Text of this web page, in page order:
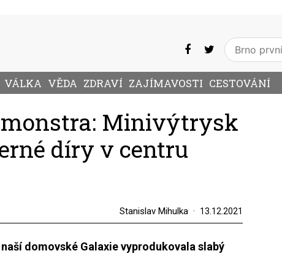
VÁLKA VĚDA ZDRAVÍ ZAJÍMAVOSTI CESTOVÁNÍ
Minivýtrysk
díry v centru
Stanislav Mihulka 13.12.2021
domovské Galaxie vyprodukovala slabý